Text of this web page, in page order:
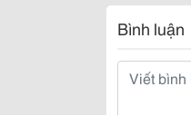
Bình luận